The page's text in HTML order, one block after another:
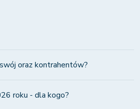
oraz kontrahentów?
roku - dla kogo?